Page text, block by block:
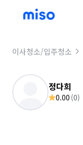
이사청소/입주청소
정다희
0.00 (0)